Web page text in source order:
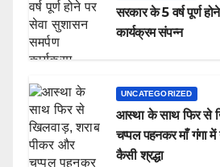
सरकार के 5 वर्ष पूर्ण
कार्यक्रम संपन्न
UNCATEGORIZED
आस्था के साथ फिर से
चप्पल पहनकर माँ गंगा
कैसी श्रद्धा